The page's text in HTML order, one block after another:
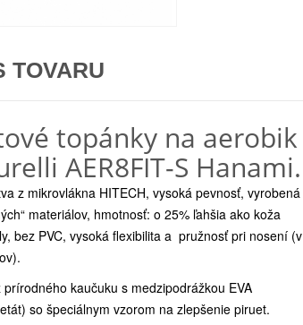
TOVARU
topánky na aerobik
AER8FIT-S Hanami.
z mikrovlákna HITECH, vysoká pevnosť, vyrobená
materiálov, hmotnosť: o 25% ľahšia ako koža
bez PVC, vysoká flexibilita a pružnosť pri nosení (v
prírodného kaučuku s medzipodrážkou EVA
so špeciálnym vzorom na zlepšenie piruet.